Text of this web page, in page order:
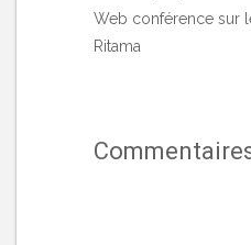
Web conférence sur
Ritama